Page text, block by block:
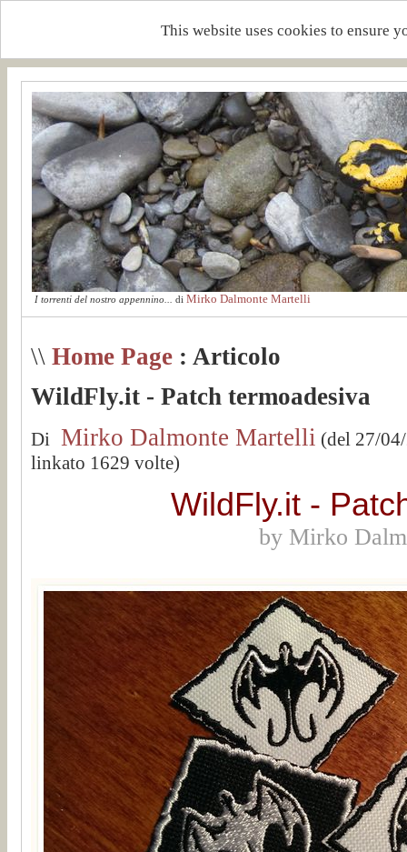
This website uses cookies to ensure
I torrenti del nostro appennino... di Mirko Dalmonte Martelli
\\ Home Page : Articolo
WildFly.it - Patch termoadesiva
Di Mirko Dalmonte Martelli (del 27/
linkato 1629 volte)
WildFly.it -
by Mirko